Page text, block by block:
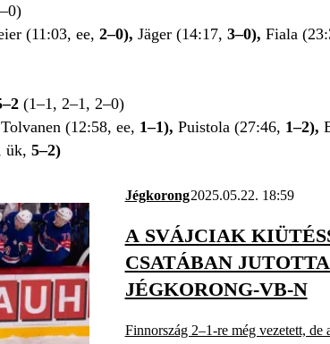
(11:03, ee, 2–0), Jäger (14:17, 3–0), Fiala
(1–1, 2–1, 2–0)
Tolvanen (12:58, ee, 1–1), Puistola (27:46, 1–2),
ük, 5–2)
Jégkorong2025.05.22. 18:59
A SVÁJCIAK
CSATÁBAN
JÉGKORONG-VB-N
Finnország 2–1-re még vezetett,